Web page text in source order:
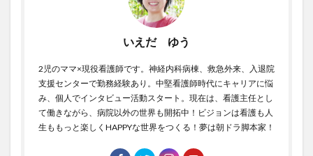
いえだ ゆう
2児のママ×現役看護師です。神経内科病棟、救急外来、入退院
支援センターで勤務経験あり。中堅看護師時代にキャリアに悩
み、個人でインタビュー活動スタート。現在は、看護主任とし
て働きながら、病院以外の世界も開拓中！ビジョンは看護も人
生ももっと楽しくHAPPYな世界をつくる！夢は朝ドラ脚本家！